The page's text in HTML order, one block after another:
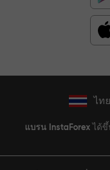
ไทย
แบรน InstaForexได้ขึ้